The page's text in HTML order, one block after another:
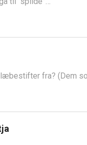
fra? (Dem